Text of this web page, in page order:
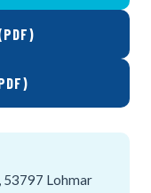
53797 Lohmar